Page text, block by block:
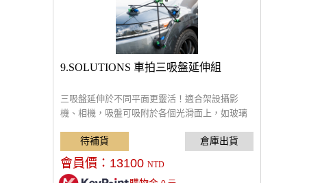
9.SOLUTIONS 車拍三吸盤延伸組
三吸盤延伸於不同平面更靈活！適合架設攝影
機、相機，吸盤可吸附於各個光滑面上，如玻璃
拆安裝快速。
會員價： 13100 NTD